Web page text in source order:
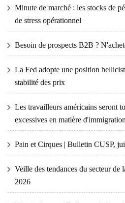
Minute de marché : les stocks de
de stress opérationnel
Besoin de prospects B2B ?
La Fed adopte une position
stabilité des prix
Les travailleurs américains seront
excessives en matière d'immigration
Pain et Cirques | Bulletin CUSP,
Veille des tendances du secteur de
2026